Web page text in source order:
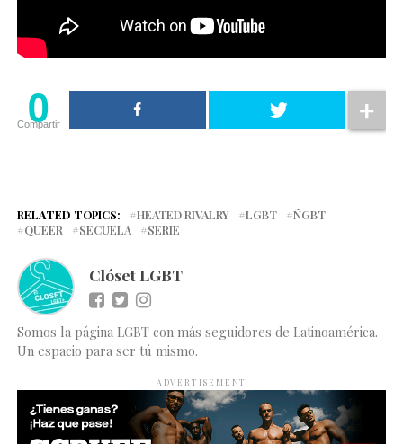
0
Compartir
RELATED TOPICS: HEATED RIVALRY LGBT
ÑGBT
QUEER
SECUELA SERIE
Clóset LGBT
Somos la página LGBT con más seguidores de Latinoamérica.
Un espacio para ser tú mismo.
ADVERTISEMENT